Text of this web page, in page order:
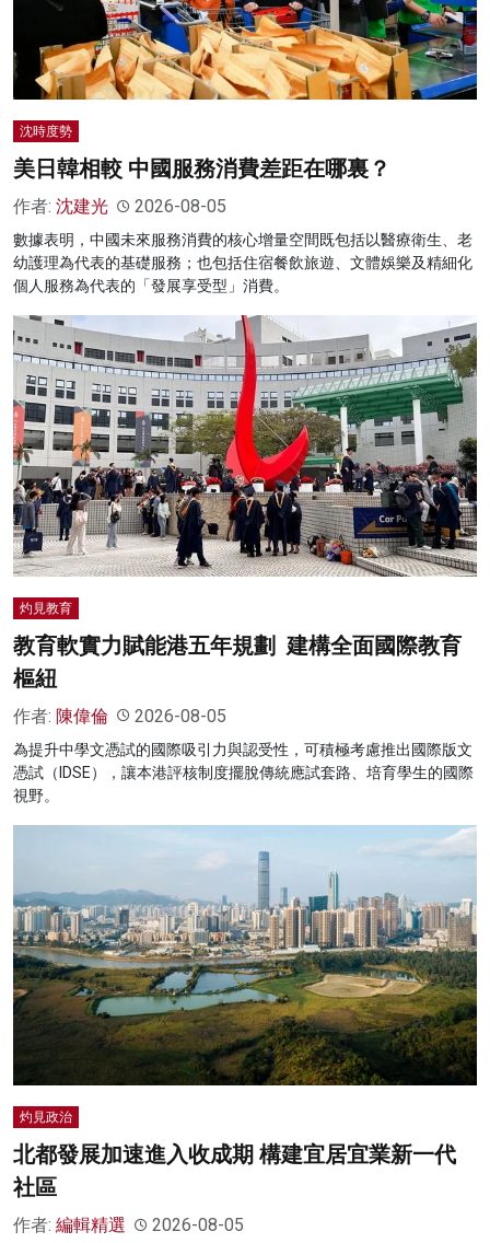
沈時度勢
美日韓相較 中國服務消費差距在哪裏？
作者: 沈建光 2026-08-05
數據表明，中國未來服務消費的核心增量空間既包括以醫療衛生、老
幼護理為代表的基礎服務；也包括住宿餐飲旅遊、文體娛樂及精細化
個人服務為代表的「發展享受型」消費。
灼見教育
教育軟實力賦能港五年規劃 建構全面國際教育
樞紐
作者: 陳偉倫 2026-08-05
為提升中學文憑試的國際吸引力與認受性，可積極考慮推出國際版文
憑試（IDSE），讓本港評核制度擺脫傳統應試套路、培育學生的國際
視野。
灼見政治
北都發展加速進入收成期 構建宜居宜業新一代
社區
作者: 編輯精選 2026-08-05